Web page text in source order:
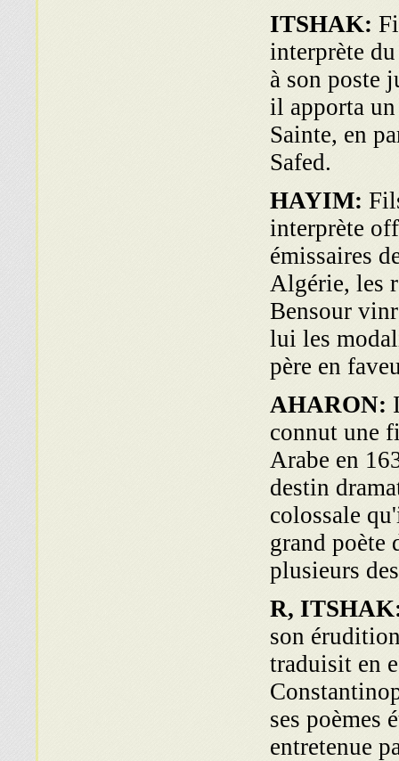
ITSHAK:
interprète
à son poste
il apporta
Sainte, en
Safed.
HAYIM:
interprète
émissaires
Algérie, les
Bensour
lui les
père en
AHARON:
connut une
Arabe en
destin
colossale
grand poète
plusieurs
R,
son
traduisit en
ses poèmes
entretenue